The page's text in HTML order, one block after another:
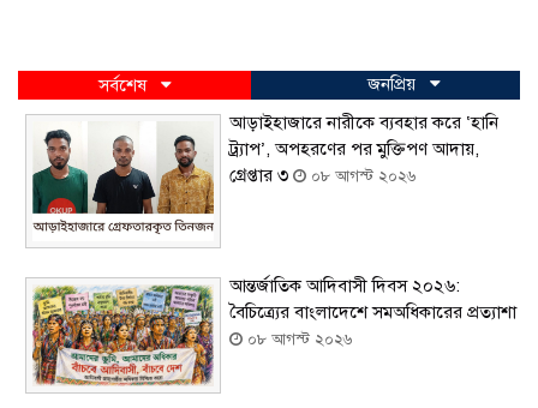
সর্বশেষ
জনপ্রিয়
আড়াইহাজারে নারীকে ব্যবহার করে ‘হানি
ট্র্যাপ’, অপহরণের পর মুক্তিপণ আদায়,
গ্রেপ্তার ৩
০৮ আগস্ট ২০২৬
আন্তর্জাতিক আদিবাসী দিবস ২০২৬:
বৈচিত্র্যের বাংলাদেশে সমঅধিকারের প্রত্যাশা
০৮ আগস্ট ২০২৬